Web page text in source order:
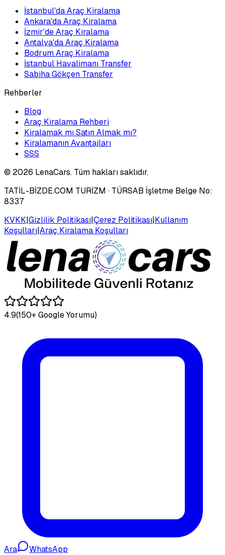
İstanbul'da Araç Kiralama
Ankara'da Araç Kiralama
İzmir'de Araç Kiralama
Antalya'da Araç Kiralama
Bodrum Araç Kiralama
İstanbul Havalimanı Transfer
Sabiha Gökçen Transfer
Rehberler
Blog
Araç Kiralama Rehberi
Kiralamak mı Satın Almak mı?
Kiralamanın Avantajları
SSS
© 2026 LenaCars. Tüm hakları saklıdır.
TATİL-BİZDE.COM TURİZM · TÜRSAB İşletme Belge No:
8337
KVKK|Gizlilik Politikası|Çerez Politikası|Kullanım
Koşulları|Araç Kiralama Koşulları
4.9(150+ Google Yorumu)
Ara WhatsApp